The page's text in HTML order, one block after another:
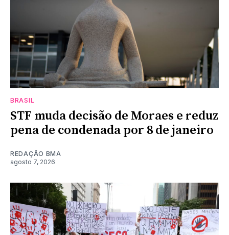
BRASIL
STF muda decisão de Moraes e reduz
pena de condenada por 8 de janeiro
REDAÇÃO BMA
agosto 7, 2026